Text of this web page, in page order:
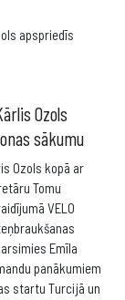
Ozols
sākumu
Ozols kopā ar
Tomu
VELO
Emīla
panākumiem
startu Turcijā un